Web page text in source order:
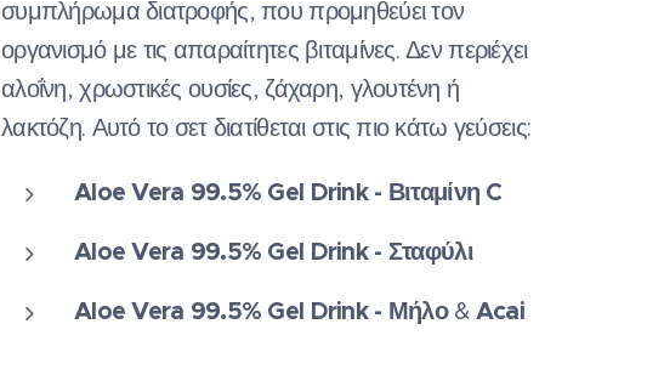
συμπλήρωμα διατροφής, που προμηθεύει τον
οργανισμό με τις απαραίτητες βιταμίνες. Δεν περιέχει
αλοΐνη, χρωστικές ουσίες, ζάχαρη, γλουτένη ή
λακτόζη. Αυτό το σετ διατίθεται στις πιο κάτω γεύσεις:
Aloe Vera 99.5% Gel Drink - Βιταμίνη C
Aloe Vera 99.5% Gel Drink - Σταφύλι
Aloe Vera 99.5% Gel Drink - Μήλο & Acai